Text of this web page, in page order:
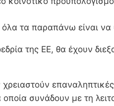
τα παραπάνω είναι να
της ΕΕ, θα έχουν
συνάδουν με τη